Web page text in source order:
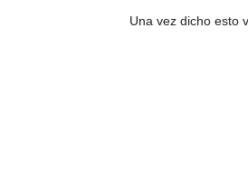
Una vez dicho esto